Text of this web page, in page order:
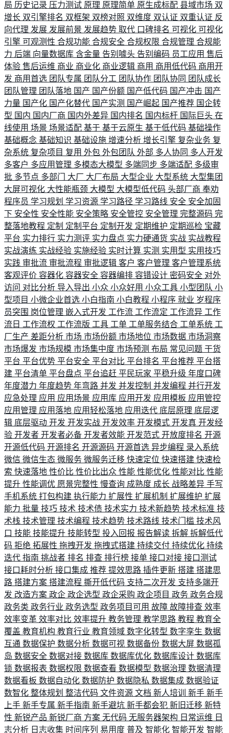
局 历史记录 压力测试 原理 原理简单 原生成标配 县域市场 双
增长 双引擎排名 双框架 双榜对照 双维度 双认证 双重认证 反
向代理 发展 发展前景 发展趋势 取代 口碑排名 可视化 可视化
引擎 可观测性 合规功能 合规安全 合规权限 合规管理 合规能
力 后端 向量数据库 含金量 告别噱头 告别编码 员工应用 售后
体验 售后运维 商业 商业化 商业逻辑 商用 商用低代码 商用开
发 商用首选 团队专属 团队分工 团队协作 团队协同 团队成长
团队管理 团队落地 国产 国产份额 国产低代码 国产冲击 国产
力量 国产化 国产化替代 国产实测 国产崛起 国产推荐 国企转
型 国内 国内厂商 国内外差异 国内排名 国内标杆 国际巨头 在
线使用 场景 场景适配 基于 基于云原生 基于低代码 基础操作
基础概念 基础知识 基础设施 增速分析 增长引擎 复杂业务 复
杂系统 复杂项目 复用 外包 外包团队 外部 多人协同 多人开发
多客户 多应用管理 多模态大模型 多端同步 多端适配 多级审
批 多节点 多部门 大厂 大厂布局 大型企业 大型系统 大型集团
大屏可视化 大性能瓶颈 大模型 大模型低代码 头部厂商 奉劝
程序员 学习规划 学习资源 学习路径 学习路线 安全 安全加固
下 安全性 安全性能 安全策略 安全管控 安全管理 完整源码 完
整落地教程 定制 定制平台 定制开发 定期维护 定期巡检 宝藏
平台 实力排行 实力测评 实力盘点 实力硬通货 实战 实战教程
实战演练 实战经验 实施经验 实时计算 实测 实用型 实用技巧
实践 审批流 审批流程 审批逻辑 客户 客户管理 客户管理系统
客观评价 容器化 容器安全 容器编排 容错设计 密码安全 对外
访问 对比分析 导入导出 小众 小众好用 小众工具 小型团队 小
型项目 小微企业首选 小白指南 小白教程 小程序 就业 岁程序
员突围 岗位管理 嵌入式开发 工作流 工作流定 工作流异 工作
流日 工作流权 工作流版 工具 工单 工单服务结合 工单系统 工
厂生产 差距分析 市场 市场份额 市场地位 市场数据 市场洞察
市场爆发 市场规模 市场集中度 市场预测 布局 常见问题 干货
平台 平台优势 平台安全 平台对比 平台排名 平台推荐 平台搭
建 平台清单 平台盘点 平台追赶 平民玩家 平稳升级 年度口碑
年度潜力 年度趋势 年弯路 并发 并发控制 并发编程 并行开发
应急处理 应用 应用场景 应用库 应用开发 应用模板 应用管控
应用管理 应用落地 应用轻松落地 应用迭代 底层原理 底层逻
辑 底层驱动 开发 开发实战 开发效率 开发模式 开发真 开发经
验 开发者 开发者必备 开发者效能 开发范式 开放度排名 开源
开源低代码 开源排名 开源源码 开源首选 异步编程 录入系统
微信 微信生态 微服务 微服务迁移 快速定位 快速搭建 快速检
索 快速落地 性价比 性价比出众 性能 性能优化 性能对比 性能
提升 性能调优 愿景完整性 慢查询 成熟度 成长 战略差异 手写
手机系统 打包构建 执行能力 扩展性 扩展机制 扩展维护 扩展
能力 批量 技巧 技术 技术债 技术实力 技术新趋势 技术标准 技
术栈 技术管理 技术编程 技术趋势 技术路线 技术门槛 技术风
口 技能 技能提升 技能转型 投入回报 报告解读 拆解 拆解低代
码 拒绝 拓展性 拖拽开发 拖拽式搭建 持续交付 持续优化 持续
迭代 指南 挑战者 排名 排查 排行榜 接单 接口对接 接口测试
接口耗时分析 接口集成 推荐 提效思路 插件更新 搭建 搭建思
路 搭建方案 搭建流程 撕开低代码 支持二次开发 支持多端开
发 改造方案 政企 政企选型 政企采购 政企项目 政务 政务合规
政务类 政务行业 政务选型 政务项目可用 故障 故障排查 效率
效率变革 效率对比 效率提升 教务管理 教学思路 教程 教育全
覆盖 教育机构 教育行业 教育领域 数字化转型 数字孪生 数据
互通 数据保护 数据分析 数据可视 数据备份 数据大屏 数据孤
岛 数据安全 数据对接 数据库 数据库优化 数据库设计 数据库
锁 数据报表 数据权限 数据查看 数据模型 数据治理 数据清理
数据看板 数据自动化 数据防护 数据隐私 数据集成 数据验证
数智化 整体规划 整洁代码 文件资源 文档 新人培训 新手 新手
上手 新手专属 新手指南 新手避坑 新手都会犯 新旧迁移 新特
性 新锐产品 新锐厂商 方案 无代码 无服务器架构 日常运维 日
志分析 日志收集 时间序列 易用度 普及 智能化 智能开发 智能